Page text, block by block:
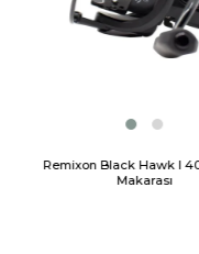
Remixon Black Hawk I
Makarası